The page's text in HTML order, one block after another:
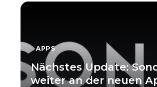
APPS
Nächstes Update:
weiter an der neuen